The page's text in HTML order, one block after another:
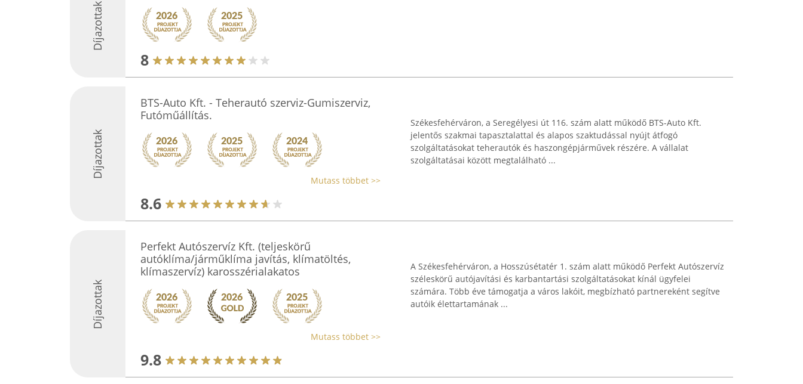
Díjazottak
8
Díjazottak
BTS-Auto Kft. - Teherautó szerviz-Gumiszerviz,
Futóműállítás.
Mutass többet >>
8.6
Székesfehérváron, a Seregélyesi út 116. szám alatt működő BTS-Auto Kft.
jelentős szakmai tapasztalattal és alapos szaktudással nyújt átfogó
szolgáltatásokat teherautók és haszongépjárművek részére. A vállalat
szolgáltatásai között megtalálható ...
Díjazottak
Perfekt Autószervíz Kft. (teljeskörű
autóklíma/járműklíma javítás, klímatöltés,
klímaszervíz) karosszérialakatos
Mutass többet >>
9.8
A Székesfehérváron, a Hosszúsétatér 1. szám alatt működő Perfekt Autószervíz
széleskörű autójavítási és karbantartási szolgáltatásokat kínál ügyfelei
számára. Több éve támogatja a város lakóit, megbízható partnereként segítve
autóik élettartamának ...